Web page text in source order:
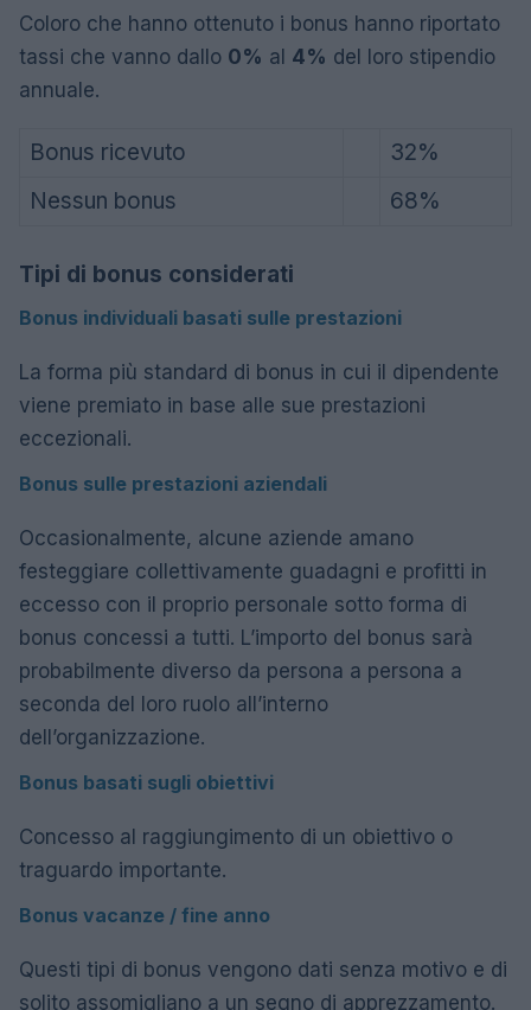
Coloro che hanno ottenuto i bonus hanno riportato
tassi che vanno dallo 0% al 4% del loro stipendio
annuale.
Bonus ricevuto
32%
Nessun bonus
68%
Tipi di bonus considerati
Bonus individuali basati sulle prestazioni
La forma più standard di bonus in cui il dipendente
viene premiato in base alle sue prestazioni
eccezionali.
Bonus sulle prestazioni aziendali
Occasionalmente, alcune aziende amano
festeggiare collettivamente guadagni e profitti in
eccesso con il proprio personale sotto forma di
bonus concessi a tutti. L’importo del bonus sarà
probabilmente diverso da persona a persona a
seconda del loro ruolo all’interno
dell’organizzazione.
Bonus basati sugli obiettivi
Concesso al raggiungimento di un obiettivo o
traguardo importante.
Bonus vacanze / fine anno
Questi tipi di bonus vengono dati senza motivo e di
solito assomigliano a un segno di apprezzamento.